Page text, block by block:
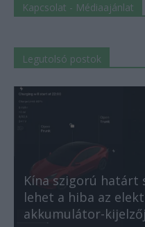
Kapcsolat - Médiaajánlat
Legutolsó postok
Kína szigorú határt
lehet a hiba az
akkumulátor-